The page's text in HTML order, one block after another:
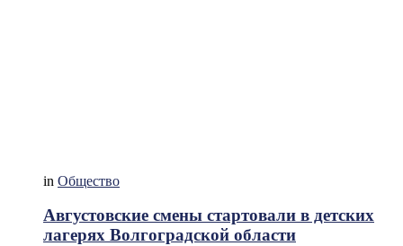
in Общество
Августовские смены стартовали в детских
лагерях Волгоградской области